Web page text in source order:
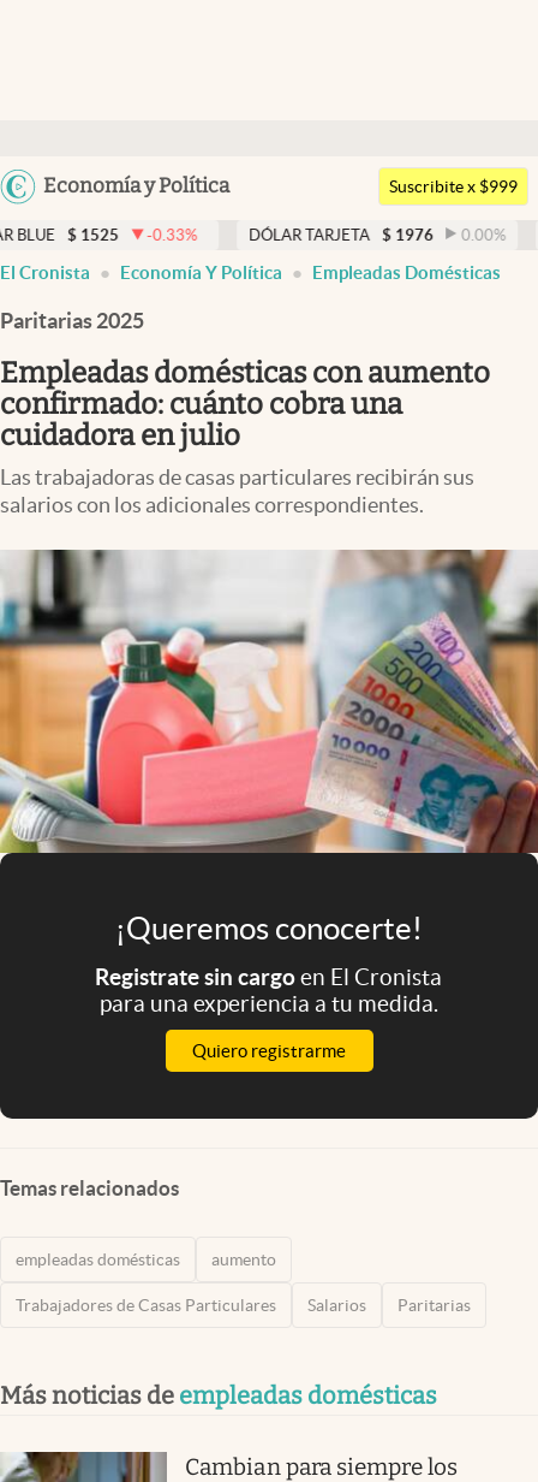
Argentina
Uruguay
Economía y Política
Members
Economía y Política
Finanzas y Mercados
Mercados Online
Negocios
Columnistas
Apertura
Infotechnology
Clase
Clima
Mundial 2026
Eventos Corporativos
El Cronista Studio
Mediakit
Suscribite x $999
-0.33% DÓLAR TARJETA $ 1976 0.00% DÓLAR
El Cronista Economía Y Política Empleadas Domésticas
Paritarias 2025
Empleadas domésticas con aumento
confirmado: cuánto cobra una
cuidadora en julio
Las trabajadoras de casas particulares recibirán sus
salarios con los adicionales correspondientes.
¡Queremos conocerte!
Registrate sin cargoen El Cronista
para una experiencia a tu medida.
Quiero registrarme
Temas relacionados
empleadas domésticas aumento
Trabajadores de Casas Particulares Salarios Paritarias
Más noticias de empleadas domésticas
Cambian para siempre los